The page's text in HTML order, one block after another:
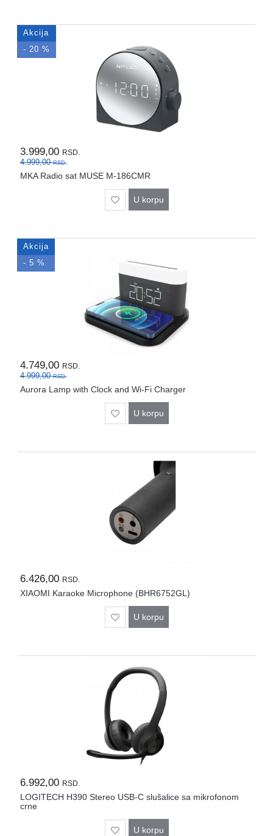
Akcija
- 20 %
3.999,00 RSD.
4.999,00RSD.
MKA Radio sat MUSE M-186CMR
U korpu
Akcija
- 5 %
4.749,00 RSD.
4.999,00RSD.
Aurora Lamp with Clock and Wi-Fi Charger
U korpu
6.426,00 RSD.
XIAOMI Karaoke Microphone (BHR6752GL)
U korpu
6.992,00 RSD.
LOGITECH H390 Stereo USB-C slušalice sa mikrofonom
crne
U korpu